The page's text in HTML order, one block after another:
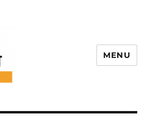
MENU